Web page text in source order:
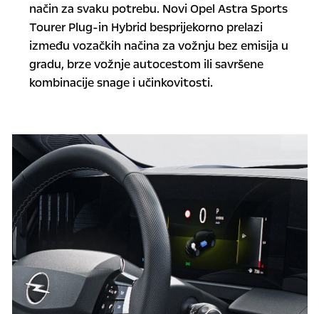
način za svaku potrebu. Novi Opel Astra Sports
Tourer Plug-in Hybrid besprijekorno prelazi
između vozačkih načina za vožnju bez emisija u
gradu, brze vožnje autocestom ili savršene
kombinacije snage i učinkovitosti.